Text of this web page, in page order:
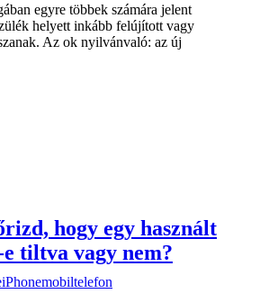
egyre többek számára jelent
helyett inkább felújított vagy
Az ok nyilvánvaló: az új
hogy egy használt
tiltva vagy nem?
iPhonemobiltelefon